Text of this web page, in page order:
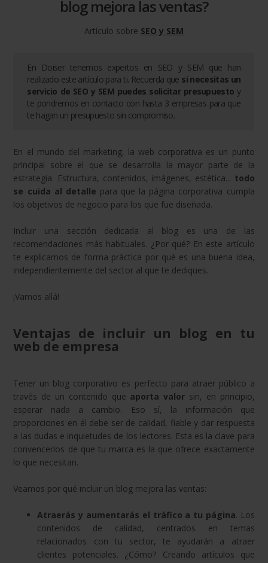
blog mejora las ventas?
Artículo sobre SEO y SEM
En Doiser tenemos expertos en SEO y SEM que han
realizado este artículo para ti. Recuerda que si necesitas un
servicio de SEO y SEMpuedes solicitar presupuesto y
te pondremos en contacto con hasta 3 empresas para que
te hagan un presupuesto sin compromiso.
En el mundo del marketing, la web corporativa es un punto
principal sobre el que se desarrolla la mayor parte de la
estrategia. Estructura, contenidos, imágenes, estética... todo
se cuida al detalle para que la página corporativa cumpla
los objetivos de negocio para los que fue diseñada.
Incluir una sección dedicada al blog es una de las
recomendaciones más habituales. ¿Por qué? En este artículo
te explicamos de forma práctica por qué es una buena idea,
independientemente del sector al que te dediques.
¡Vamos allá!
Ventajas de incluir un blog en tu
web de empresa
Tener un blog corporativo es perfecto para atraer público a
través de un contenido que aporta valor sin, en principio,
esperar nada a cambio. Eso sí, la información que
proporciones en él debe ser de calidad, fiable y dar respuesta
a las dudas e inquietudes de los lectores. Esta es la clave para
convencerlos de que tu marca es la que ofrece exactamente
lo que necesitan.
Veamos por qué incluir un blog mejora las ventas:
Atraerás y aumentarás el tráfico a tu página. Los
contenidos de calidad, centrados en temas
relacionados con tu sector, te ayudarán a atraer
clientes potenciales. ¿Cómo? Creando artículos que